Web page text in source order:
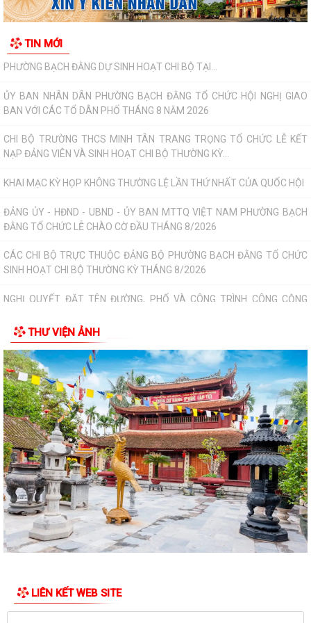
TIN MỚI
ĐẰNG TỔ CHỨC LỄ CHÀO CỜ ĐẦU THÁNG 8/2026
CÁC CHI BỘ TRỰC THUỘC ĐẢNG BỘ PHƯỜNG BẠCH ĐẰNG TỔ CHỨC
SINH HOẠT CHI BỘ THƯỜNG KỲ THÁNG 8/2026
NGHỊ QUYẾT ĐẶT TÊN ĐƯỜNG, PHỐ VÀ CÔNG TRÌNH CÔNG CỘNG
TRÊN ĐỊA BÀN THÀNH PHỐ HẢI PHÒNG
THÔNG BÁO Về việc đăng ký đội tuyển tham gia Giải Cầu lông Thiếu
niên, Nhi đồng thành phố Hải...
HỘI NGHỊ BỒI DƯỠNG, TẬP HUẤN LÝ LUẬN CHÍNH TRỊ HÈ NĂM 2026
CHO ĐỘI NGŨ CÁN BỘ QUẢN LÝ, GIÁO VIÊN...
PHƯỜNG BẠCH ĐẰNG THAM DỰ HỘI NGHỊ TẬP HUẤN TRIỂN KHAI THỦ
TỤC HÀNH CHÍNH CỦA ĐẢNG TRÊN MÔI TRƯỜNG...
ĐẢNG BỘ PHƯỜNG BẠCH ĐẰNG: TĂNG CƯỜNG CÔNG TÁC KIỂM TRA,
GIÁM SÁT VÀ KỶ LUẬT CỦA ĐẢNG TRONG 6 THÁNG...
ĐẢNG ỦY PHƯỜNG BẠCH ĐẰNG THAM DỰ HỘI NGHỊ TRỰC TUYẾN SƠ
KẾT CÔNG TÁC BÁO CÁO VIÊN THÁNG 7 NĂM 2026
DẦN KHÉP LẠI HÀNH TRÌNH TRI ÂN NHÂN DỊP KỶ NIỆM 79 NĂM NGÀY
THƯƠNG BINH - LIỆT SĨ (27/7/1947 -...
THÔNG BÁO Về việc niêm yết công khai hồ sơ đề nghị đăng ký đất đai,
cấp giấy chứng nhận quyền sử...
HOÀN THÀNH LẮP ĐẶT ĐẢO CỜ TẠI NÚT GIAO THÔNG CẦU BẾN RỪNG
TRÊN ĐỊA BÀN PHƯỜNG BẠCH ĐẰNG, HẢI PHÒNG...
ỨNG CỬ VIÊN ĐẠI BIỂU HĐND PHƯỜNG TIẾP XÚC CỬ TRI ĐƠN VỊ BẦU
CỬ SỐ 2 (MINH ĐỨC)
Thông báo điều chỉnh phân công chủ trì, dự tiếp xúc cử tri vận động
ỨNG CỬ VIÊN ĐẠI BIỂU HĐND PHƯỜNG BẠCH ĐẰNG NHIỆM KỲ 2026–
2031 TIẾP XÚC CỬ TRI ĐƠN VỊ BẦU CỬ SỐ 3...
THƯ VIỆN ẢNH
LIÊN KẾT WEB SITE